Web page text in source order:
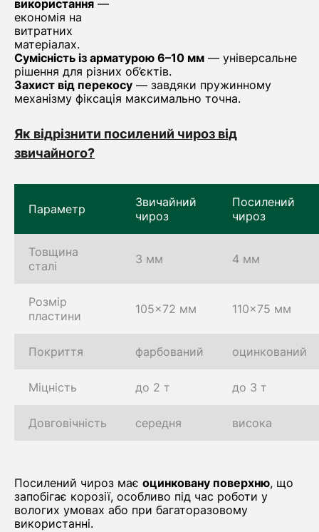
використання —
економія на
витратних
матеріалах.
Сумісність із арматурою 6–10 мм — універсальне
рішення для різних об’єктів.
Захист від перекосу — завдяки пружинному
механізму фіксація максимально точна.
Як відрізнити посилений чироз від
звичайного?
Параметр
Звичайний
чироз
Посилений
чироз
Товщина
сталі
3 мм 4 мм
Розмір
пластини
105×72 мм 110×75 мм
Покриття фарбований оцинкований
Міцність до 2 т до 3 т
Довговічність середня висока
Посилений чироз має оцинковану поверхню, що
запобігає корозії, особливо під час роботи у
вологих умовах або при багаторазовому
використанні.